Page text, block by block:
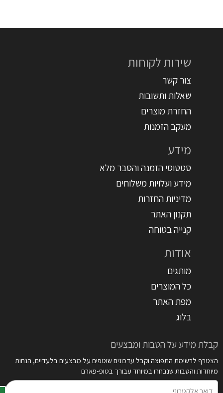
שירות לקוחות
צור קשר
שאלות ותשובות
החזרת מוצרים
מעקב הזמנות
מידע
סטטוסי הזמנה והסבר מלא
מידע ועלויות משלוחים
מדיניות החזרות
תקנון האתר
קנייה בטוחה
אודות
מותגים
כל המוצרים
מפת האתר
בלוג
קבלת מידע על הטבות ומבצעים
הצטרף לרשימת התפוצה וקבל עדכונים שוטפים על מבצעים בלעדיים, הנחות
מיוחדות והטבות שנבחרו במיוחד עבורך בטופ-פארם